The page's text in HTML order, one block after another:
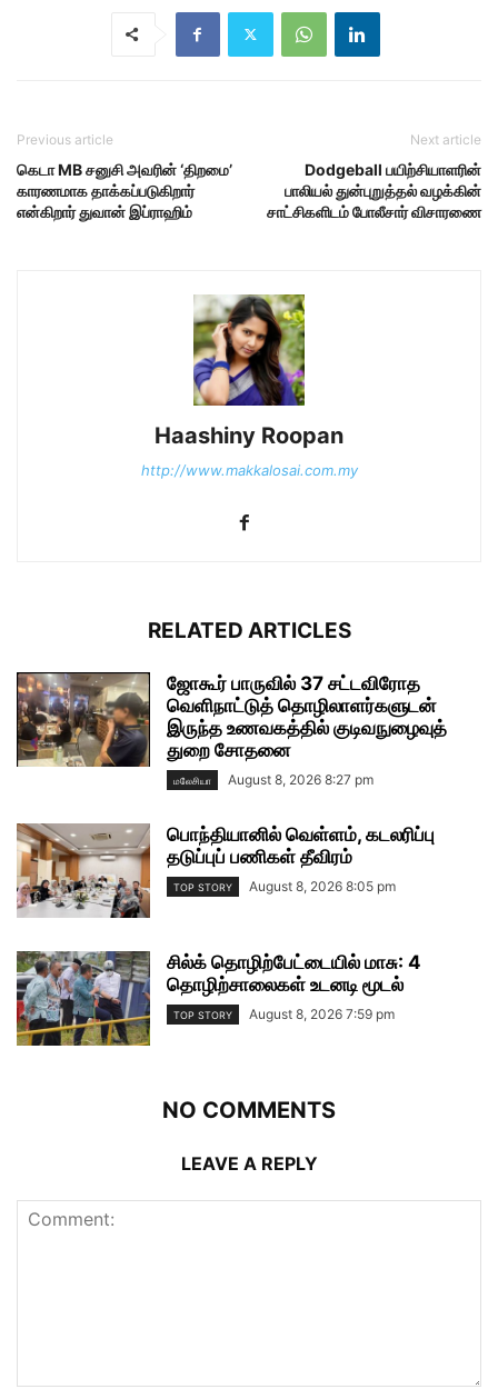
Previous article
கெடா MB சனுசி அவரின் ‘திறமை’
காரணமாக தாக்கப்படுகிறார்
என்கிறார் துவான் இப்ராஹிம்
Next article
Dodgeball பயிற்சியாளரின்
பாலியல் துன்புறுத்தல் வழக்கின்
சாட்சிகளிடம் போலீசார் விசாரணை
Haashiny Roopan
http://www.makkalosai.com.my
RELATED ARTICLES
ஜோகூர் பாருவில் 37 சட்டவிரோத
வெளிநாட்டுத் தொழிலாளர்களுடன்
இருந்த உணவகத்தில் குடிவநுழைவுத்
துறை சோதனை
மலேசியா August 8, 2026 8:27 pm
பொந்தியானில் வெள்ளம், கடலரிப்பு
தடுப்புப் பணிகள் தீவிரம்
TOP STORY August 8, 2026 8:05 pm
சில்க் தொழிற்பேட்டையில் மாசு: 4
தொழிற்சாலைகள் உடனடி மூடல்
TOP STORY August 8, 2026 7:59 pm
NO COMMENTS
LEAVE A REPLY